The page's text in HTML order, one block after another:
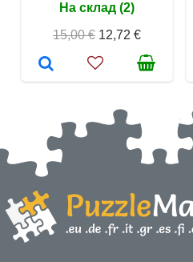
На склад (2)
15,00 € 12,72 €